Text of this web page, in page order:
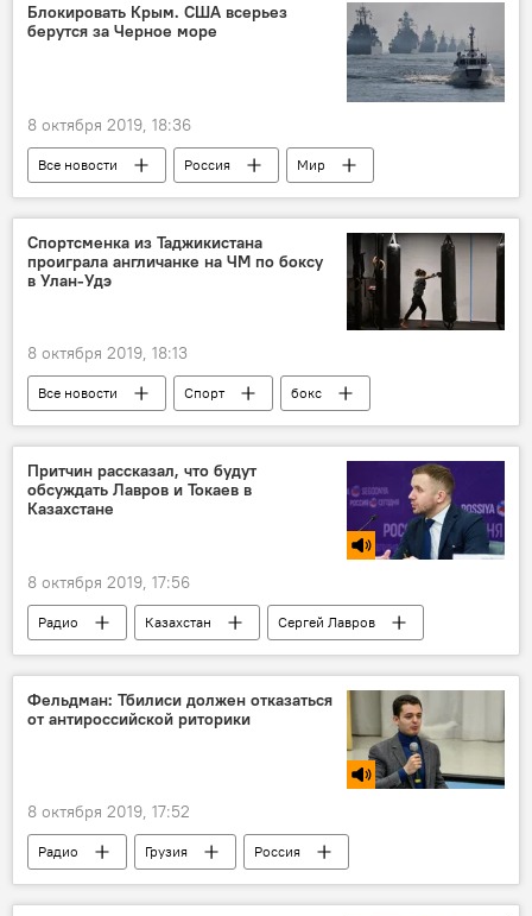
Блокировать Крым. США всерьез
берутся за Черное море
8 октября 2019, 18:36
Все новости Россия
Мир
Политика
Аналитика
США
Спортсменка из Таджикистана
проиграла англичанке на ЧМ по боксу
в Улан-Удэ
8 октября 2019, 18:13
Все новости Спорт
бокс
Таджикистан: свежие новости спорта
Таджикистан
Притчин рассказал, что будут
обсуждать Лавров и Токаев в
Казахстане
8 октября 2019, 17:56
Радио Казахстан
Сергей Лавров
Касым-Жомарт Токаев
Россия
переговоры
Фельдман: Тбилиси должен отказаться
от антироссийской риторики
8 октября 2019, 17:52
Радио Грузия Россия